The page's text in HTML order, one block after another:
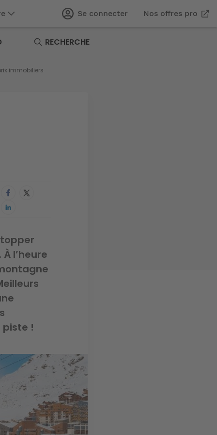
Se connecter Nos offres pro
RECHERCHE
immobiliers
l’heure
!